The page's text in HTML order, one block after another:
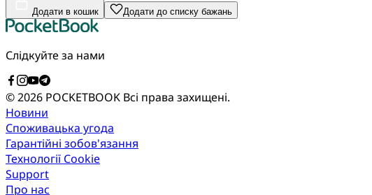
Додати в кошик Додати до списку бажань
Слідкуйте за нами
© 2026 POCKETBOOK Всі права захищені.
Новини
Споживацька угода
Гарантійні зобов'язання
Технології Cookie
Support
Про нас